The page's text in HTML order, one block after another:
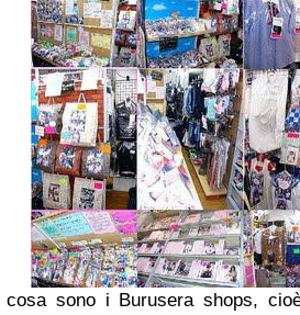
cosa sono i Burusera shops,